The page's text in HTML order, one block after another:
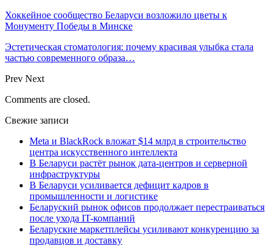
Хоккейное сообщество Беларуси возложило цветы к
Монументу Победы в Минске
Эстетическая стоматология: почему красивая улыбка стала
частью современного образа…
Prev Next
Comments are closed.
Свежие записи
Meta и BlackRock вложат $14 млрд в строительство
центра искусственного интеллекта
В Беларуси растёт рынок дата-центров и серверной
инфраструктуры
В Беларуси усиливается дефицит кадров в
промышленности и логистике
Беларуский рынок офисов продолжает перестраиваться
после ухода IT-компаний
Беларуские маркетплейсы усиливают конкуренцию за
продавцов и доставку